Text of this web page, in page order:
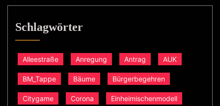
Schlagwörter
Alleestraße Anregung Antrag AUK
BM_Tappe Bäume Bürgerbegehren
Citygame Corona Einheimischenmodell